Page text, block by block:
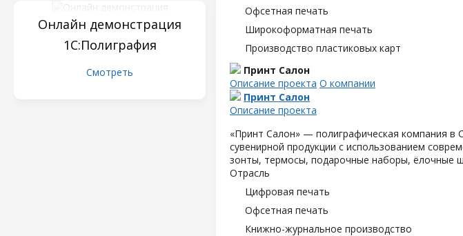
Онлайн демонстрация
1С:Полиграфия
Смотреть
Офсетная печать
Широкоформатная печать
Производство пластиковых карт
Принт Салон
Описание проекта О компании
Принт Салон
Описание проекта
«Принт Салон» — полиграфическая компания в
сувенирной продукции с использованием
зонты, термосы, подарочные наборы, ёлочные
Отрасль
Цифровая печать
Офсетная печать
Книжно-журнальное производство